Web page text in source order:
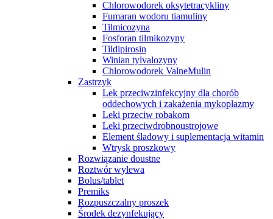
Chlorowodorek oksytetracykliny
Fumaran wodoru tiamuliny
Tilmicozyna
Fosforan tilmikozyny
Tildipirosin
Winian tylvalozyny
Chlorowodorek ValneMulin
Zastrzyk
Lek przeciwzinfekcyjny dla chorób
oddechowych i zakażenia mykoplazmy
Leki przeciw robakom
Leki przeciwdrobnoustrojowe
Element śladowy i suplementacja witamin
Wtrysk proszkowy
Rozwiązanie doustne
Roztwór wylewa
Bolus/tablet
Premiks
Rozpuszczalny proszek
Środek dezynfekujący